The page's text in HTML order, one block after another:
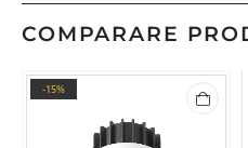
COMPARARE
-15%